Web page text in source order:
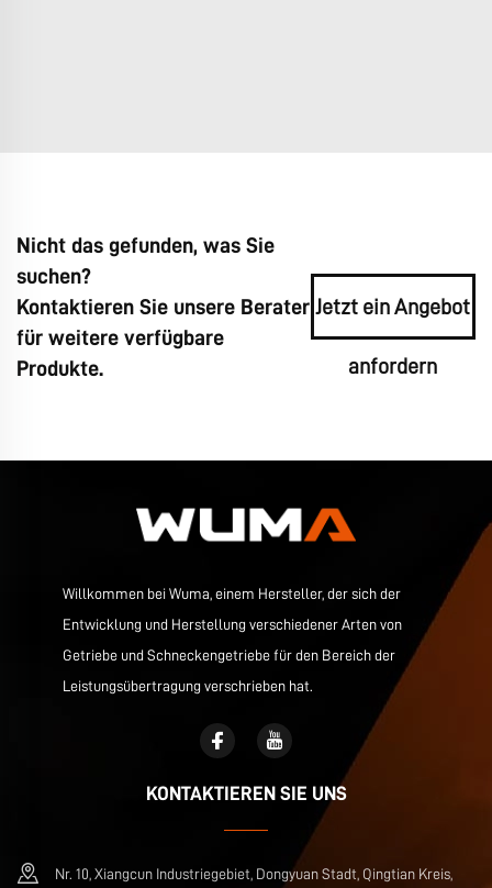
Nicht das gefunden, was Sie
suchen?
Kontaktieren Sie unsere Berater
für weitere verfügbare
Produkte.
Jetzt ein Angebot
anfordern
Willkommen bei Wuma, einem Hersteller, der sich der
Entwicklung und Herstellung verschiedener Arten von
Getriebe und Schneckengetriebe für den Bereich der
Leistungsübertragung verschrieben hat.
KONTAKTIEREN SIE UNS
Nr. 10, Xiangcun Industriegebiet, Dongyuan Stadt, Qingtian Kreis,